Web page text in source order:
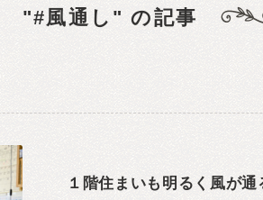
"#風通し" の記事
１階住まいも明るく風が